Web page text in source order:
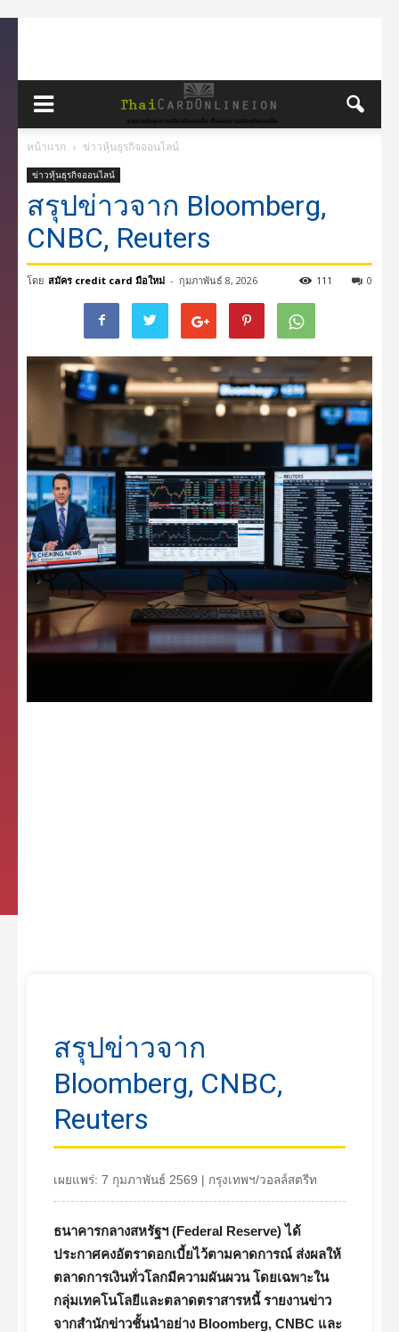
หน้าแรก ข่าวหุ้นธุรกิจออนไลน์
ข่าวหุ้นธุรกิจออนไลน์
สรุปข่าวจาก Bloomberg,
CNBC, Reuters
โดย สมัคร credit card มือใหม่ - กุมภาพันธ์ 8, 2026 0
111
สรุปข่าวจาก
Bloomberg, CNBC,
Reuters
เผยแพร่: 7 กุมภาพันธ์ 2569 | กรุงเทพฯ/วอลล์สตรีท
ธนาคารกลางสหรัฐฯ (Federal Reserve) ได้
ประกาศคงอัตราดอกเบี้ยไว้ตามคาดการณ์ ส่งผลให้
ตลาดการเงินทั่วโลกมีความผันผวน โดยเฉพาะใน
กลุ่มเทคโนโลยีและตลาดตราสารหนี้ รายงานข่าว
จากสำนักข่าวชั้นนำอย่าง Bloomberg, CNBC และ